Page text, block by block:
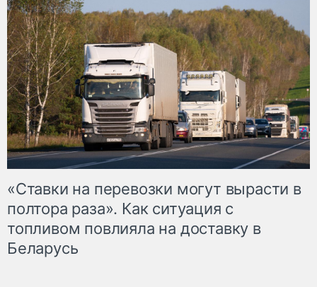
«Ставки на перевозки могут вырасти в
полтора раза». Как ситуация с
топливом повлияла на доставку в
Беларусь